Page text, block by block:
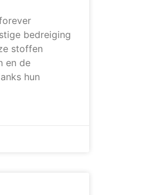
bedreiging
stoffen
en de
hun